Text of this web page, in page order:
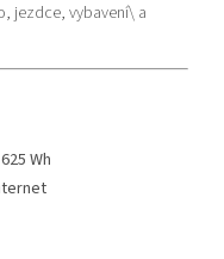
jezdce, vybavení\ a
Wh